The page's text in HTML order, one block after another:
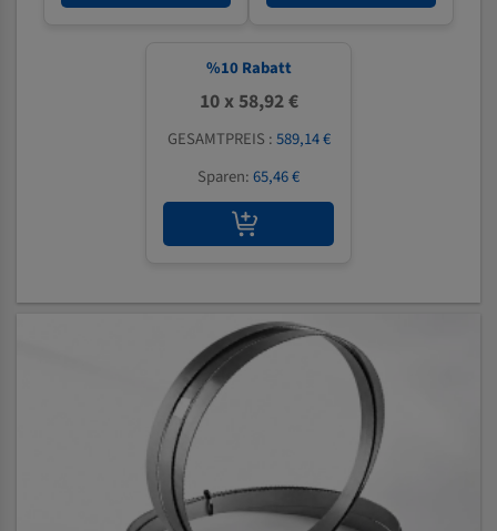
%10 Rabatt
10 x 58,92 €
GESAMTPREIS :589,14 €
Sparen:65,46 €